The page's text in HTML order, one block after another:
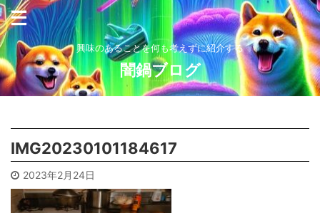
興味のあることを何も考えずに紹介する
闇鍋ブログ
IMG20230101184617
2023年2月24日